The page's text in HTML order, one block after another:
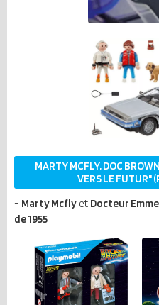
MARTY MCFLY, DOC
VERS LE FUTUR"
- Marty Mcfly et Docteur
de 1955